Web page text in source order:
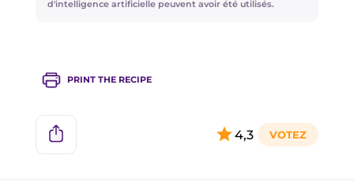
Vous avez un morceau de thon frais ? Essayez
d'intelligence artificielle peuvent avoir été utilisés.
PRINT THE RECIPE
4,3